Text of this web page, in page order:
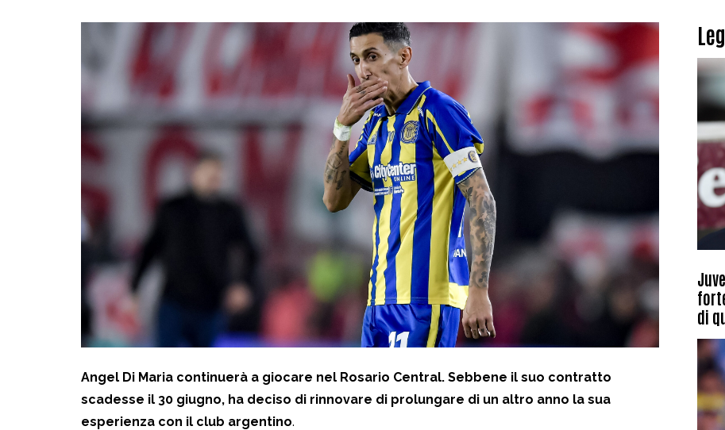
Angel Di Maria continuerà a giocare nel Rosario Central. Sebbene il suo contratto
scadesse il 30 giugno, ha deciso di rinnovare di prolungare di un altro anno la sua
esperienza con il club argentino.
di